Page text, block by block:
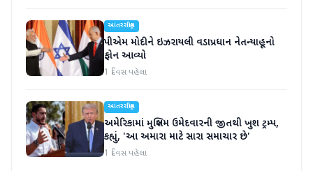
આંતરરાષ્ટ્રીય
પીએમ મોદીને ઇઝરાયલી વડાપ્રધાન નેતન્યાહૂનો
ફોન આવ્યો
1 દિવસ પહેલા
આંતરરાષ્ટ્રીય
અમેરિકામાં મુસ્લિમ ઉમેદવારની જીતથી ખુશ ટ્રમ્પ,
કહ્યું, 'આ અમારા માટે સારા સમાચાર છે'
1 દિવસ પહેલા